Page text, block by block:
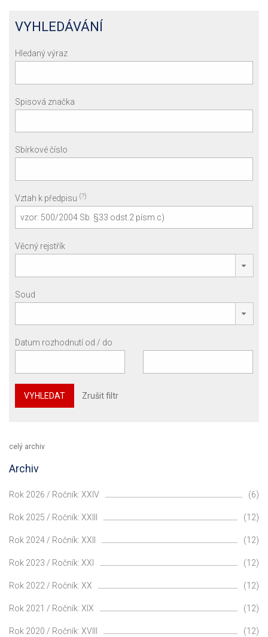
VYHLEDÁVÁNÍ
Hledaný výraz
Spisová značka
Sbírkové číslo
Vztah k předpisu (?)
Věcný rejstřík
Soud
Datum rozhodnutí od / do
VYHLEDAT Zrušit filtr
celý archiv
Archiv
Rok 2026 / Ročník: XXIV (6)
Rok 2025 / Ročník: XXIII (12)
Rok 2024 / Ročník: XXII (12)
Rok 2023 / Ročník: XXI (12)
Rok 2022 / Ročník: XX (12)
Rok 2021 / Ročník: XIX (12)
Rok 2020 / Ročník: XVIII (12)